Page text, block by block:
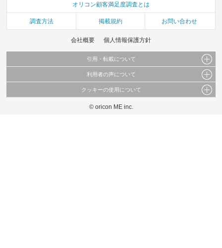
オリコン顧客満足度調査とは
調査方法 掲載規約 お問い合わせ
会社概要 個人情報保護方針
引用・転載について
当サイトで公開されている情報（文字、写真、イラスト、画像データ等）及びこれらの配
これらの情報を権利者の許可なく無断転載・複製などの二次利用を行うことは固く禁じて
利用者の声について
当サイトに掲載している内容はすべてサービスの利用者が提出された見解・感想です。
弊社の見解・ 意見ではないことをご理解いただいた上でご覧ください。
クッキーの使用について
このサイトでは Cookie を使用して、ユーザーに合わせたコンテンツや広告の表示、ソー
© oricon ME inc.